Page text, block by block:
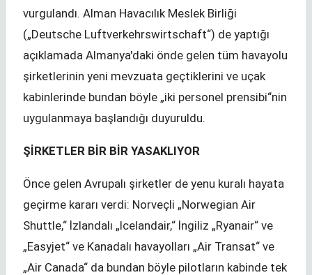
vurgulandı. Alman Havacılık Meslek Birliği
(„Deutsche Luftverkehrswirtschaft“) de yaptığı
açıklamada Almanya'daki önde gelen tüm havayolu
şirketlerinin yeni mevzuata geçtiklerini ve uçak
kabinlerinde bundan böyle „iki personel prensibi“nin
uygulanmaya başlandığı duyuruldu.
ŞİRKETLER BİR BİR YASAKLIYOR
Önce gelen Avrupalı şirketler de yenu kuralı hayata
geçirme kararı verdi: Norveçli „Norwegian Air
Shuttle,“ İzlandalı „Icelandair,“ İngiliz „Ryanair“ ve
„Easyjet“ ve Kanadalı havayolları „Air Transat“ ve
„Air Canada“ da bundan böyle pilotların kabinde tek